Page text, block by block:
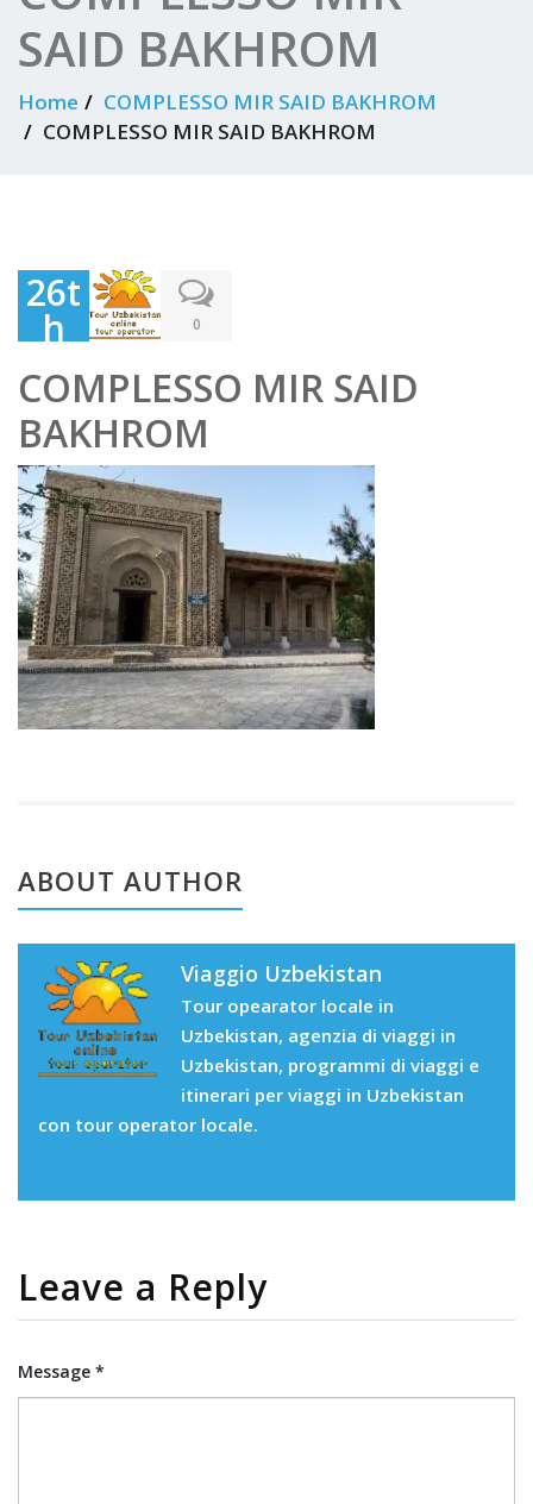
SAID BAKHROM
Home
COMPLESSO MIR SAID BAKHROM
COMPLESSO MIR SAID BAKHROM
26t
h
Oct
obe
r
202
2
0
COMPLESSO MIR SAID
BAKHROM
ABOUT AUTHOR
Viaggio Uzbekistan
Tour opearator locale in
Uzbekistan, agenzia di viaggi in
Uzbekistan, programmi di viaggi e
itinerari per viaggi in Uzbekistan
con tour operator locale.
Leave a Reply
Message *